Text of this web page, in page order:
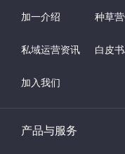
加一介绍 种草
私域运营资讯 白皮
加入我们
产品与服务